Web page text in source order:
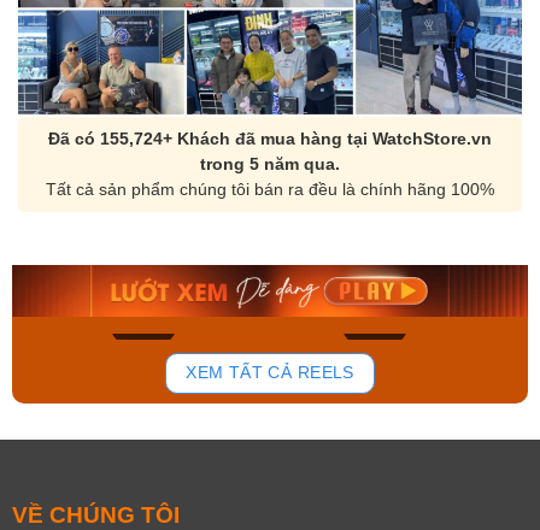
Đã có 155,724+ Khách đã mua hàng tại WatchStore.vn
trong 5 năm qua.
Tất cả sản phẩm chúng tôi bán ra đều là chính hãng 100%
150
Orient Nam RA-
Mua ngay
Casio Nam MTS-
Mua ngay
XEM TẤT CẢ REELS
VỀ CHÚNG TÔI